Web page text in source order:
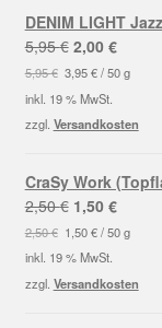
DENIM LIGHT Jazz
5,95€ Ursprünglicher
Preis
war:
5,95 €
2,00 €
Preis
2,00 €.
5,95€ 3,95€/50 g
inkl. 19 % MwSt.
zzgl. Versandkosten
CraSy Work
2,50€ Ursprünglicher
Preis
war:
2,50 €
1,50 €
Preis
1,50 €.
2,50€ 1,50€/50 g
inkl. 19 % MwSt.
zzgl. Versandkosten